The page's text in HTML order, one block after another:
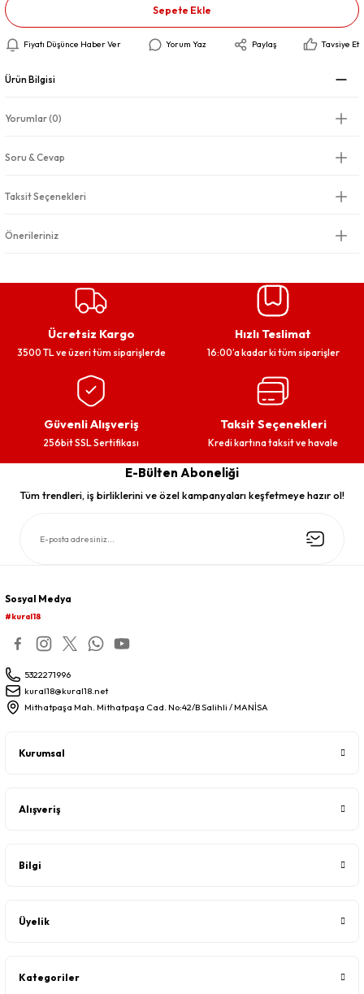
Sepete Ekle
Fiyatı Düşünce Haber Ver Yorum Yaz Paylaş Tavsiye Et
Ürün Bilgisi
Yorumlar (0)
Soru & Cevap
Taksit Seçenekleri
Önerileriniz
Ücretsiz Kargo
3500 TL ve üzeri tüm siparişlerde
Hızlı Teslimat
16:00’a kadar ki tüm siparişler
Güvenli Alışveriş
256bit SSL Sertifikası
Taksit Seçenekleri
Kredi kartına taksit ve havale
E-Bülten Aboneliği
Tüm trendleri, iş birliklerini ve özel kampanyaları keşfetmeye hazır ol!
Sosyal Medya
#kural18
5322271996
kural18@kural18.net
Mithatpaşa Mah. Mithatpaşa Cad. No:42/B Salihli / MANİSA
Kurumsal
Alışveriş
Bilgi
Üyelik
Kategoriler